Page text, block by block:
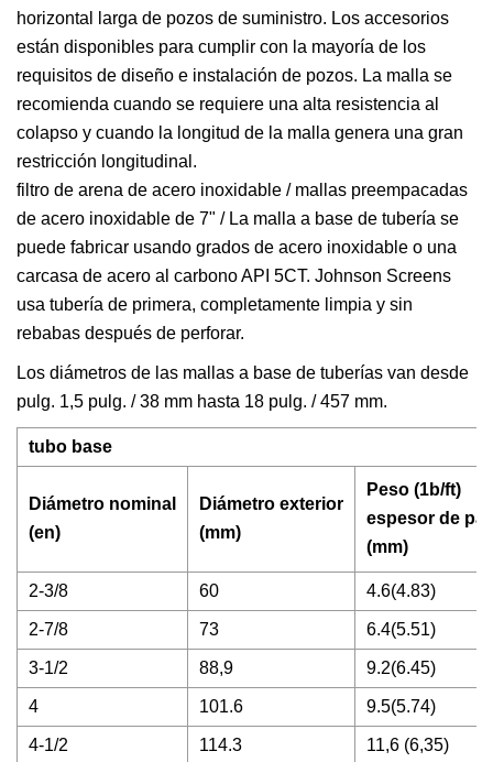
horizontal larga de pozos de suministro. Los accesorios
están disponibles para cumplir con la mayoría de los
requisitos de diseño e instalación de pozos. La malla se
recomienda cuando se requiere una alta resistencia al
colapso y cuando la longitud de la malla genera una gran
restricción longitudinal.
filtro de arena de acero inoxidable / mallas preempacadas
de acero inoxidable de 7" / La malla a base de tubería se
puede fabricar usando grados de acero inoxidable o una
carcasa de acero al carbono API 5CT. Johnson Screens
usa tubería de primera, completamente limpia y sin
rebabas después de perforar.
Los diámetros de las mallas a base de tuberías van desde
pulg. 1,5 pulg. / 38 mm hasta 18 pulg. / 457 mm.
tubo base
Diámetro nominal
(en)
Diámetro exterior
(mm)
Peso (1b/ft)
espesor de
(mm)
2-3/8 60 4.6(4.83)
2-7/8 73 6.4(5.51)
3-1/2 88,9 9.2(6.45)
4 101.6 9.5(5.74)
4-1/2 114.3 11,6 (6,35)